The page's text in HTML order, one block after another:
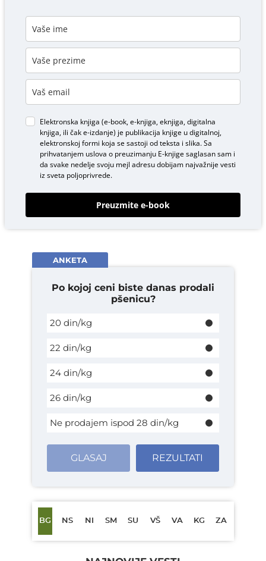
Elektronska knjiga (e-book, e-knjiga, eknjiga, digitalna
knjiga, ili čak e-izdanje) je publikacija knjige u digitalnoj,
elektronskoj formi koja se sastoji od teksta i slika. Sa
prihvatanjem uslova o preuzimanju E-knjigesaglasan sam i
da svake nedelje svoju mejl adresu dobijam najvažnije vesti
iz sveta poljoprivrede.
Preuzmite e-book
ANKETA
Po kojoj ceni biste danas prodali
pšenicu?
20 din/kg
22 din/kg
24 din/kg
26 din/kg
Ne prodajem ispod 28 din/kg
GLASAJ REZULTATI
BG NS NI SM SU VŠ VA KG ZA